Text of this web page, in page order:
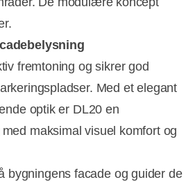
fremtoning og sikrer god
Med et elegant
optik er DL20 en
maksimal visuel komfort og
bygningens facade og guider de